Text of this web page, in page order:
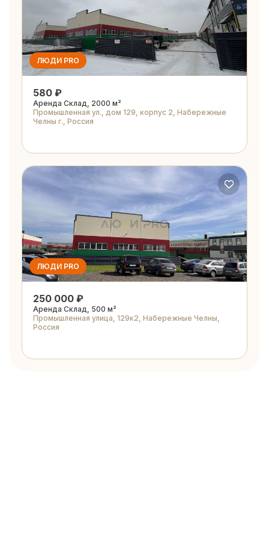
ЛЮДИ PRO
580 ₽
Аренда Склад, 2000 м²
Промышленная ул., дом 129, корпус 2, Набережные
Челны г., Россия
ЛЮДИ PRO
250 000 ₽
Аренда Склад, 500 м²
Промышленная улица, 129к2, Набережные Челны,
Россия